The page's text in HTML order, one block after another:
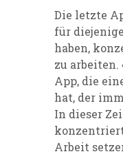
Die letzte
für
haben,
zu arbeiten.
App, die
hat, der
In dieser
Arbeit